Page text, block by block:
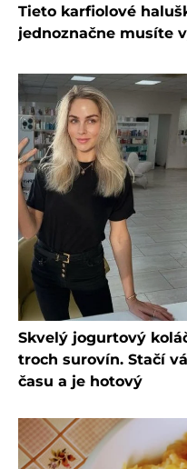
Tieto karfiolové
jednoznačne musíte
Skvelý jogurtový
troch surovín. Stačí
času a je hotový